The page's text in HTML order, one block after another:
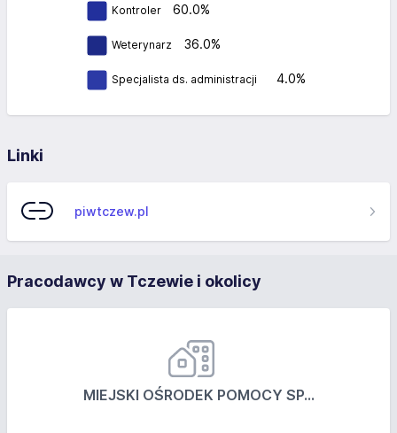
Kontroler 60.0%
Weterynarz 36.0%
Specjalista ds. administracji 4.0%
Linki
piwtczew.pl
Pracodawcy w Tczewie i okolicy
MIEJSKI OŚRODEK POMOCY SP...